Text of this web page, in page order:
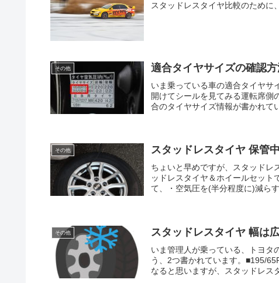
スタッドレスタイヤ比較のために
その他 適合タイヤサイズの確認
いま乗っている車の適合タイヤサ
開けてシールを見てみる運転席側
合のタイヤサイズ情報が書かれて
その他 スタッドレスタイヤ 保管
ちょいと早めですが、スタッドレ
ッドレスタイヤ＆ホイールセット
て、・空気圧を(半分程度に)減ら
その他 スタッドレスタイヤ 幅は
いま管理人が乗っている、トヨタ
う、2つ書かれています。■195/
なると思いますが、スタッドレス